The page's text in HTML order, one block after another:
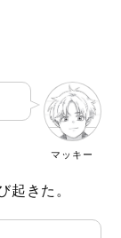
マッキー
きた。